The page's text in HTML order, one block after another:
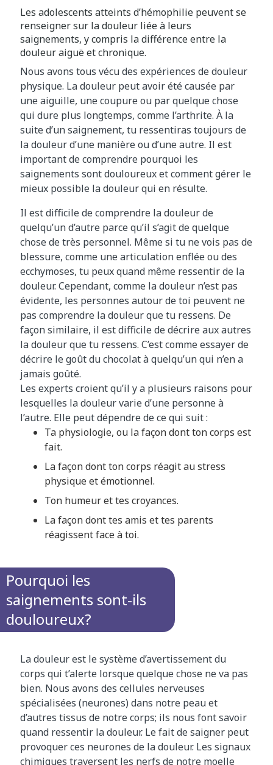
Les adolescents atteints d’hémophilie peuvent se
renseigner sur la douleur liée à leurs
saignements, y compris la différence entre la
douleur aiguë et chronique.
Nous avons tous vécu des expériences de douleur
physique. La douleur peut avoir été causée par
une aiguille, une coupure ou par quelque chose
qui dure plus longtemps, comme l’arthrite. À la
suite d’un saignement, tu ressentiras toujours de
la douleur d’une manière ou d’une autre. Il est
important de comprendre pourquoi les
saignements sont douloureux et comment gérer le
mieux possible la douleur qui en résulte.
Il est difficile de comprendre la douleur de
quelqu’un d’autre parce qu’il s’agit de quelque
chose de très personnel. Même si tu ne vois pas de
blessure, comme une articulation enflée ou des
ecchymoses, tu peux quand même ressentir de la
douleur. Cependant, comme la douleur n’est pas
évidente, les personnes autour de toi peuvent ne
pas comprendre la douleur que tu ressens. De
façon similaire, il est difficile de décrire aux autres
la douleur que tu ressens. C’est comme essayer de
décrire le goût du chocolat à quelqu’un qui n’en a
jamais goûté.
Les experts croient qu’il y a plusieurs raisons pour
lesquelles la douleur varie d’une personne à
l’autre. Elle peut dépendre de ce qui suit :
Ta physiologie, ou la façon dont ton corps est
fait.
La façon dont ton corps réagit au stress
physique et émotionnel.
Ton humeur et tes croyances.
La façon dont tes amis et tes parents
réagissent face à toi.
Pourquoi les
saignements sont-ils
douloureux?
La douleur est le système d’avertissement du
corps qui t’alerte lorsque quelque chose ne va pas
bien. Nous avons des cellules nerveuses
spécialisées (neurones) dans notre peau et
d’autres tissus de notre corps; ils nous font savoir
quand ressentir la douleur. Le fait de saigner peut
provoquer ces neurones de la douleur. Les signaux
chimiques traversent les nerfs de notre moelle